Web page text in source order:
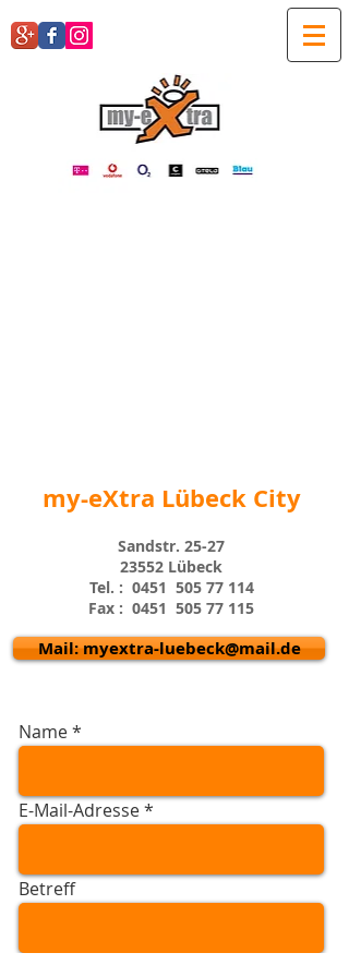
my-eXtra Lübeck City
Sandstr. 25-27
23552 Lübeck
Tel. : 0451 505 77 114
Fax : 0451 505 77 115
Mail: myextra-luebeck@mail.de
Name
E-Mail-Adresse
Betreff